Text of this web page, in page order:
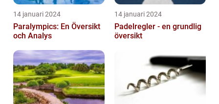
14 januari 2024
Paralympics: En Översikt
och Analys
14 januari 2024
Padelregler - en grundlig
översikt